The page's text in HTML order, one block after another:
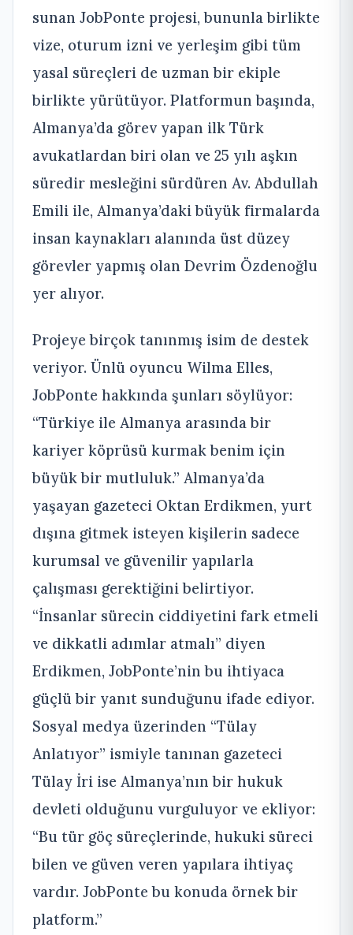
sunan JobPonte projesi, bununla birlikte
vize, oturum izni ve yerleşim gibi tüm
yasal süreçleri de uzman bir ekiple
birlikte yürütüyor. Platformun başında,
Almanya’da görev yapan ilk Türk
avukatlardan biri olan ve 25 yılı aşkın
süredir mesleğini sürdüren Av. Abdullah
Emili ile, Almanya’daki büyük firmalarda
insan kaynakları alanında üst düzey
görevler yapmış olan Devrim Özdenoğlu
yer alıyor.
Projeye birçok tanınmış isim de destek
veriyor. Ünlü oyuncu Wilma Elles,
JobPonte hakkında şunları söylüyor:
“Türkiye ile Almanya arasında bir
kariyer köprüsü kurmak benim için
büyük bir mutluluk.” Almanya’da
yaşayan gazeteci Oktan Erdikmen, yurt
dışına gitmek isteyen kişilerin sadece
kurumsal ve güvenilir yapılarla
çalışması gerektiğini belirtiyor.
“İnsanlar sürecin ciddiyetini fark etmeli
ve dikkatli adımlar atmalı” diyen
Erdikmen, JobPonte’nin bu ihtiyaca
güçlü bir yanıt sunduğunu ifade ediyor.
Sosyal medya üzerinden “Tülay
Anlatıyor” ismiyle tanınan gazeteci
Tülay İri ise Almanya’nın bir hukuk
devleti olduğunu vurguluyor ve ekliyor:
“Bu tür göç süreçlerinde, hukuki süreci
bilen ve güven veren yapılara ihtiyaç
vardır. JobPonte bu konuda örnek bir
platform.”